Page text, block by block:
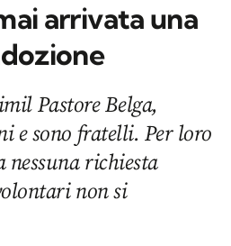
arrivata una
Pastore Belga,
e sono fratelli. Per loro
richiesta
non si